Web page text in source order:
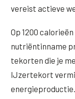
vereist actieve
Op 1200
nutriëntinname
tekorten die je
IJzertekort